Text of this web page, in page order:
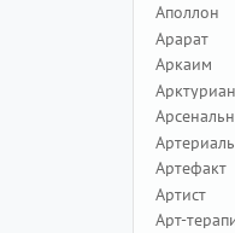
Аполлон
Арарат
Аркаим
Артефакт
Артист
Арт-